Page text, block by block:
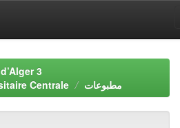
3
Centrale
مطبوعات